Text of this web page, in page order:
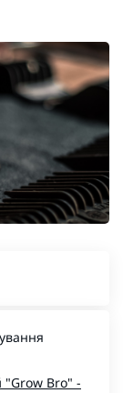
"Grow Bro" -